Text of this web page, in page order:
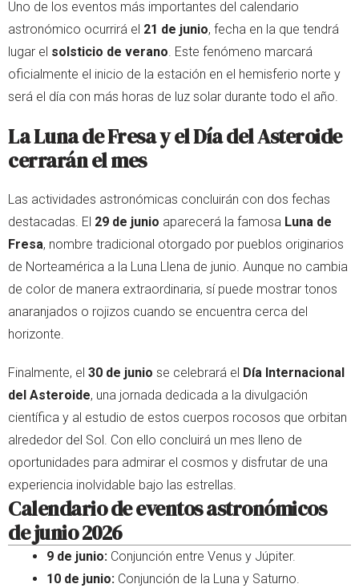
Uno de los eventos más importantes del calendario
astronómico ocurrirá el 21 de junio, fecha en la que tendrá
lugar el solsticio de verano. Este fenómeno marcará
oficialmente el inicio de la estación en el hemisferio norte y
será el día con más horas de luz solar durante todo el año.
La Luna de Fresa y el Día del Asteroide
cerrarán el mes
Las actividades astronómicas concluirán con dos fechas
destacadas. El 29 de junio aparecerá la famosa Luna de
Fresa, nombre tradicional otorgado por pueblos originarios
de Norteamérica a la Luna Llena de junio. Aunque no cambia
de color de manera extraordinaria, sí puede mostrar tonos
anaranjados o rojizos cuando se encuentra cerca del
horizonte.
Finalmente, el 30 de junio se celebrará el Día Internacional
del Asteroide, una jornada dedicada a la divulgación
científica y al estudio de estos cuerpos rocosos que orbitan
alrededor del Sol. Con ello concluirá un mes lleno de
oportunidades para admirar el cosmos y disfrutar de una
experiencia inolvidable bajo las estrellas.
Calendario de eventos astronómicos
de junio 2026
9 de junio: Conjunción entre Venus y Júpiter.
10 de junio: Conjunción de la Luna y Saturno.